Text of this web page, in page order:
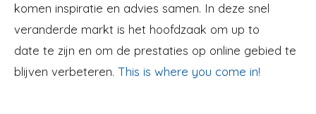
komen inspiratie en advies samen. In deze snel
veranderde markt is het hoofdzaak om up to
date te zijn en om de prestaties op online gebied te
blijven verbeteren. ‍This is where you come in!